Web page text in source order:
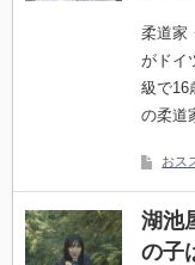
柔道家
がドイ
級で16
の柔道
おス
湖池
の子